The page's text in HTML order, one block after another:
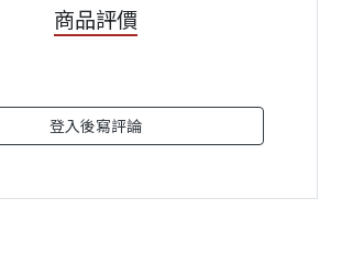
商品評價
登入後寫評論